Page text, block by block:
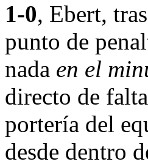
1-0, Ebert,
punto de
nada en el
directo de
portería del
desde dentro